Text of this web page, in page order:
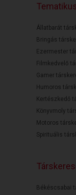
Állatbarát
Bringás
Ezermester
Filmkedvelő
Gamer
Humoros
Kertészkedő
Könyvmoly
Motoros
Spirituális
Békéscsabai